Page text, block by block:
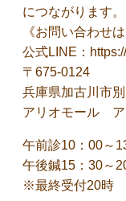
につながります。
《お問い合わせ
公式LINE：
〒675-0124
兵庫県加古川市
アリオモール ア
午前診10：00～
午後鍼15：30～
※最終受付20時